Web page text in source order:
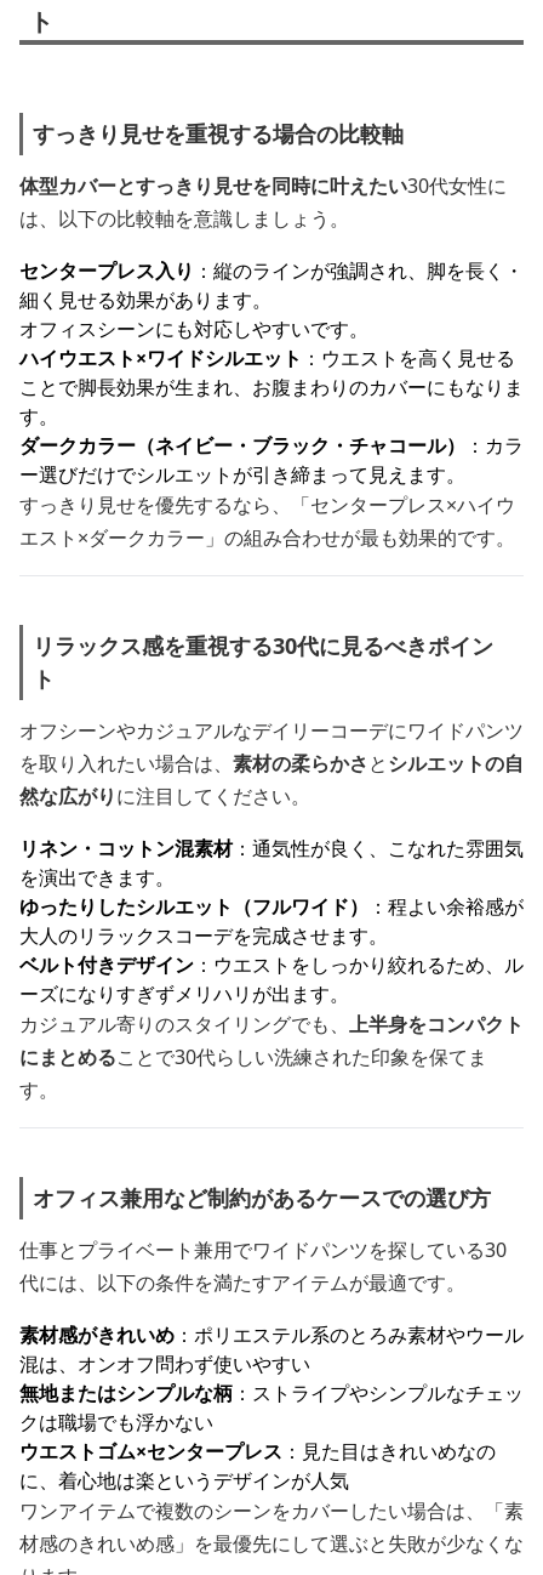
ト
すっきり見せを重視する場合の比較軸
体型カバーとすっきり見せを同時に叶えたい30代女性に
は、以下の比較軸を意識しましょう。
センタープレス入り ：縦のラインが強調され、脚を長く・
細く見せる効果があります。
オフィスシーンにも対応しやすいです。
ハイウエスト×ワイドシルエット ：ウエストを高く見せる
ことで脚長効果が生まれ、お腹まわりのカバーにもなりま
す。
ダークカラー（ネイビー・ブラック・チャコール）
：カラ
ー選びだけでシルエットが引き締まって見えます。
すっきり見せを優先するなら、「センタープレス×ハイウ
エスト×ダークカラー」の組み合わせが最も効果的です。
リラックス感を重視する30代に見るべきポイン
ト
オフシーンやカジュアルなデイリーコーデにワイドパンツ
を取り入れたい場合は、 素材の柔らかさとシルエットの自
然な広がりに注目してください。
リネン・コットン混素材：通気性が良く、こなれた雰囲気
を演出できます。
ゆったりしたシルエット（フルワイド）
：程よい余裕感が
大人のリラックスコーデを完成させます。
ベルト付きデザイン ：ウエストをしっかり絞れるため、ル
ーズになりすぎずメリハリが出ます。
カジュアル寄りのスタイリングでも、 上半身をコンパクト
にまとめることで30代らしい洗練された印象を保てま
す。
オフィス兼用など制約があるケースでの選び方
仕事とプライベート兼用でワイドパンツを探している30
代には、以下の条件を満たすアイテムが最適です。
素材感がきれいめ ：ポリエステル系のとろみ素材やウール
混は、オンオフ問わず使いやすい
無地またはシンプルな柄 ：ストライプやシンプルなチェッ
クは職場でも浮かない
ウエストゴム×センタープレス ：見た目はきれいめなの
に、着心地は楽というデザインが人気
ワンアイテムで複数のシーンをカバーしたい場合は、「素
材感のきれいめ感」を最優先にして選ぶと失敗が少なくな